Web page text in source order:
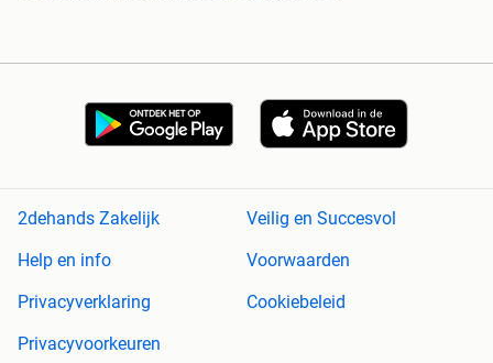
2dehands Zakelijk
Veilig en Succesvol
Help en info
Voorwaarden
Privacyverklaring
Cookiebeleid
Privacyvoorkeuren